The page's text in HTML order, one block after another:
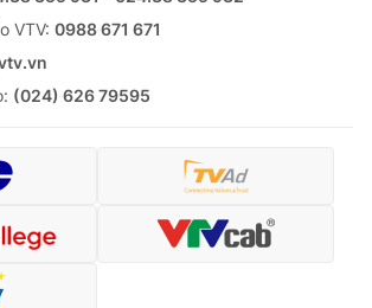
VTV: 0988 671 671
(024) 626 79595